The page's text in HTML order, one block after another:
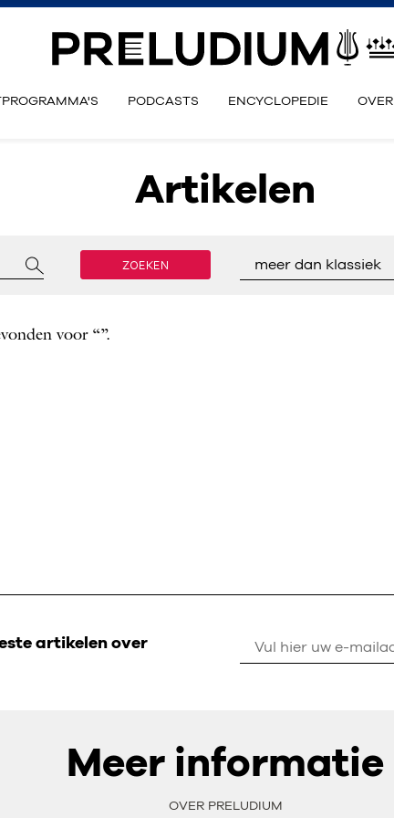
PODCASTS ENCYCLOPEDIE OVER
Artikelen
ZOEKEN meer dan klassiek
voor “”.
artikelen over
Meer informatie
OVER PRELUDIUM